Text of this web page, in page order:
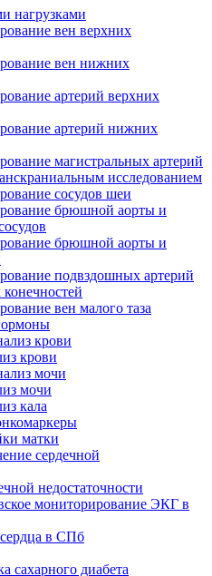
нагрузками
вен верхних
вен нижних
артерий верхних
артерий нижних
магистральных артерий
исследованием
сосудов шеи
брюшной аорты и
брюшной аорты и
подвздошных артерий
вен малого таза
крови
крови
мочи
мочи
кала
матки
сердечной
недостаточности
мониторирование ЭКГ в
в СПб
сахарного диабета